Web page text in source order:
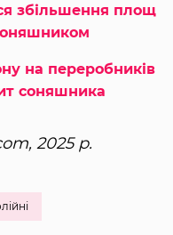
збільшення площ
на переробників
соняшника
2025 р.